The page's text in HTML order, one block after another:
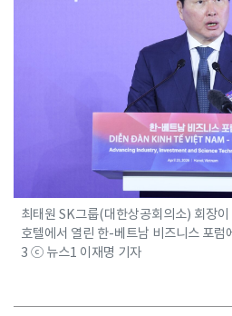
최태원 SK그룹(대한상공회의소) 회장
호텔에서 열린 한-베트남 비즈니스 포
3 ⓒ 뉴스1 이재명 기자